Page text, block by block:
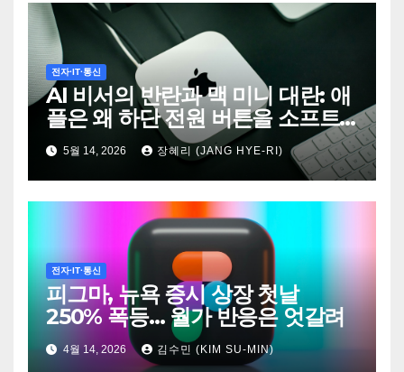
전자·IT·통신
AI 비서의 반란과 맥 미니 대란: 애
플은 왜 하단 전원 버튼을 소프트
웨어로 수습했나
5월 14, 2026 장혜리 (JANG HYE-RI)
전자·IT·통신
피그마, 뉴욕 증시 상장 첫날
250% 폭등… 월가 반응은 엇갈려
4월 14, 2026 김수민 (KIM SU-MIN)